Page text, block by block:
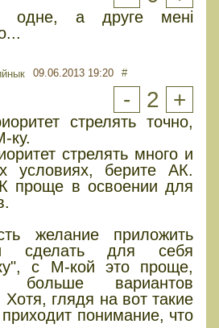
одне, а друге мені
09.06.2013 19:20 #
- 2 +
стрелять точно,
ку.
стрелять много и
условиях, берите АК.
проще в освоении для
желание приложить
сделать для себя
с М-кой это проще,
больше вариантов
Хотя, глядя на вот такие
понимание, что